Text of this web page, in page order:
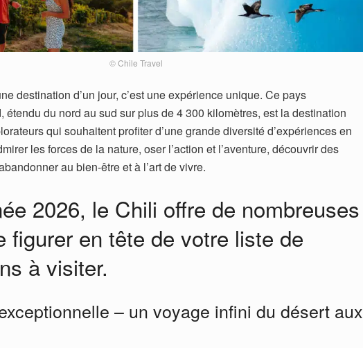
© Chile Travel
destination d’un jour, c’est une expérience unique. Ce pays
étendu du nord au sud sur plus de 4 300 kilomètres, est la destination
qui souhaitent profiter d’une grande diversité d’expériences en
les forces de la nature, oser l’action et l’aventure, découvrir des
au bien-être et à l’art de vivre.
2026, le Chili offre de nombreuses
figurer en tête de votre liste de
à visiter.
– un voyage infini du désert aux